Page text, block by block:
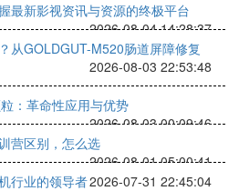
最新影视资讯与资源的终极平台
2026-08-04 14:28:37
从GOLDGUT-M520肠道屏障修复
2026-08-03 22:53:48
：革命性应用与优势
2026-08-03 00:09:46
营区别，怎么选
2026-08-01 05:00:41
行业的领导者2026-07-31 22:45:04